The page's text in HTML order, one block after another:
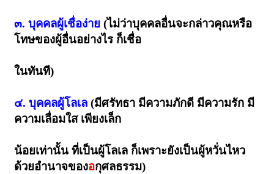
๓. บุคคลผู้เชื่อง่าย (ไม่ว่าบุคคลอื่นจะกล่าวคุณหรือ
โทษของผู้อื่นอย่างไร ก็เชื่อ
ในทันที)
๔. บุคคลผู้โลเล(มีศรัทธา มีความภักดี มีความรัก มี
ความเลื่อมใส เพียงเล็ก
น้อยเท่านั้น ที่เป็นผู้โลเล ก็เพราะยังเป็นผู้หวั่นไหว
ด้วยอำนาจของอกุศลธรรม)